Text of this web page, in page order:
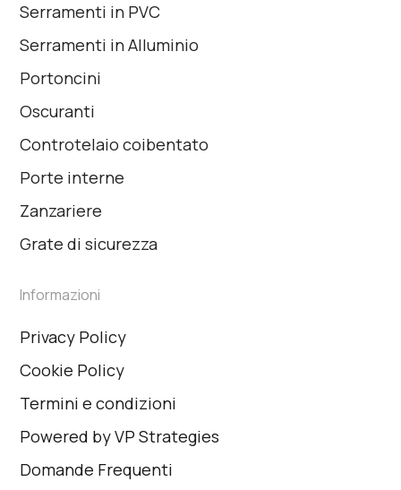
Serramenti in PVC
Serramenti in Alluminio
Portoncini
Oscuranti
Controtelaio coibentato
Porte interne
Zanzariere
Grate di sicurezza
Informazioni
Privacy Policy
Cookie Policy
Termini e condizioni
Powered by VP Strategies
Domande Frequenti